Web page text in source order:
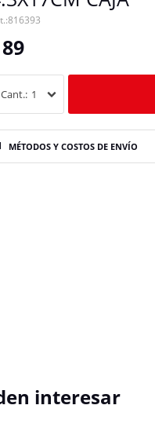
816393
89
1
MÉTODOS Y COSTOS DE ENVÍO
interesar